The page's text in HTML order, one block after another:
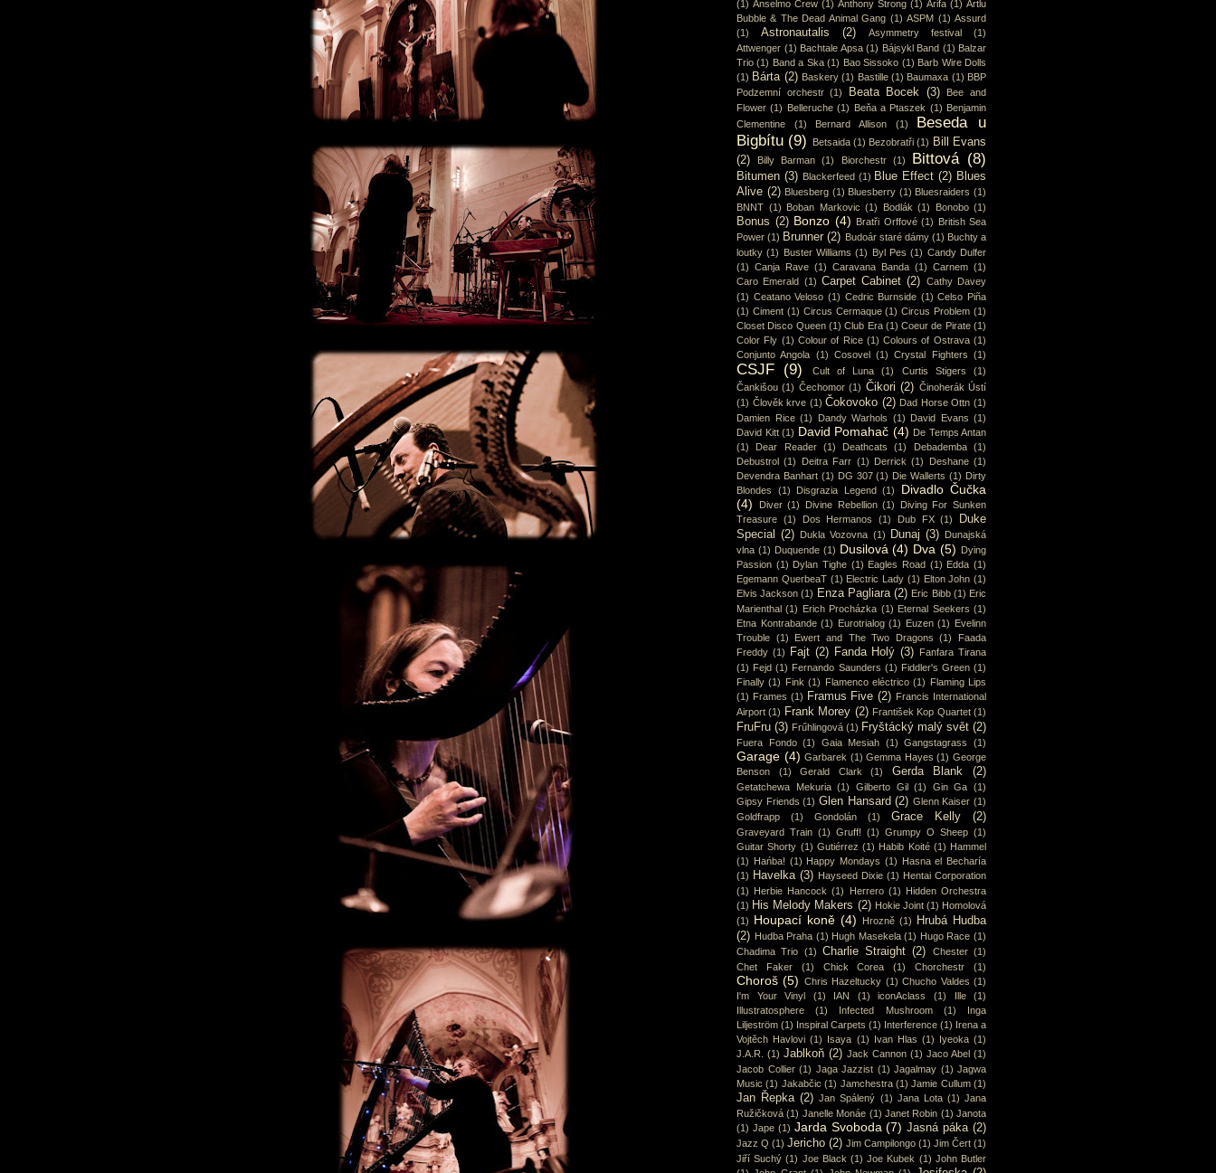
(1) Anselmo Crew (1) Anthony Strong (1) Arifa (1) Artlu
Bubble & The Dead Animal Gang (1) ASPM (1) Assurd
(1)
Astronautalis (2) Asymmetry festival
(1)
Attwenger (1) Bachtale Apsa (1) Bájsykl Band (1) Balzar
Trio (1) Band a Ska (1) Bao Sissoko (1) Barb Wire Dolls
(1) Bárta (2) Baskery (1) Bastille (1) Baumaxa (1) BBP
Podzemní orchestr (1) Beata Bocek (3)
Bee and
Flower (1) Belleruche (1) Beňa a Ptaszek (1) Benjamin
Clementine
(1) Bernard Allison (1)
Beseda u
Bigbítu (9) Betsaida (1) Bezobratři (1) Bill Evans
(2)
Billy Barman (1) Biorchestr (1) Bittová (8)
Bitumen (3) Blackerfeed (1) Blue Effect (2) Blues
Alive (2) Bluesberg (1) Bluesberry (1) Bluesraiders (1)
BNNT (1) Boban Markovic (1) Bodlák (1) Bonobo (1)
Bonus (2) Bonzo (4) Bratři Orffové (1) British Sea
Power (1) Brunner (2) Budoár staré dámy (1) Buchty a
loutky (1) Buster Williams (1) Byl Pes (1) Candy Dulfer
(1) Canja Rave (1) Caravana Banda (1) Carnem (1)
Caro Emerald (1) Carpet Cabinet (2) Cathy Davey
(1) Ceatano Veloso (1) Cedric Burnside (1) Celso Piña
(1) Ciment (1) Circus Cermaque (1) Circus Problem (1)
Closet Disco Queen (1) Club Era (1) Coeur de Pirate (1)
Color Fly (1) Colour of Rice (1) Colours of Ostrava (1)
Conjunto Angola (1) Cosovel (1) Crystal Fighters (1)
CSJF (9) Cult of Luna (1) Curtis Stigers
(1)
Čankišou (1) Čechomor (1) Čikori (2) Činoherák Ústí
(1) Člověk krve (1) Čokovoko (2) Dad Horse Ottn (1)
Damien Rice (1) Dandy Warhols (1) David Evans (1)
David Kitt (1) David Pomahač (4) De Temps Antan
(1)
Dear Reader (1) Deathcats (1) Debademba
(1)
Debustrol (1) Deitra Farr (1) Derrick (1) Deshane (1)
Devendra Banhart (1) DG 307 (1) Die Wallerts (1) Dirty
Blondes
(1) Disgrazia Legend (1)
Divadlo Čučka
(4)
Diver (1) Divine Rebellion (1)
Diving For Sunken
Treasure (1) Dos Hermanos (1) Dub FX (1)
Duke
Special (2) Dukla Vozovna (1) Dunaj (3) Dunajská
vlna (1) Duquende (1) Dusilová (4) Dva (5) Dying
Passion (1) Dylan Tighe (1) Eagles Road (1) Edda (1)
Egemann QuerbeaT (1) Electric Lady (1) Elton John (1)
Elvis Jackson (1) Enza Pagliara (2) Eric Bibb (1) Eric
Marienthal (1) Erich Procházka (1) Eternal Seekers (1)
Etna Kontrabande (1) Eurotrialog (1) Euzen (1) Evelinn
Trouble (1) Ewert and The Two Dragons (1)
Faada
Freddy (1) Fajt (2) Fanda Holý (3) Fanfara Tirana
(1) Fejd (1) Fernando Saunders (1) Fiddler's Green (1)
Finally (1) Fink (1) Flamenco eléctrico (1) Flaming Lips
(1) Frames (1) Framus Five (2) Francis International
Airport (1) Frank Morey (2) František Kop Quartet (1)
FruFru (3) Frűhlingová (1) Fryštácký malý svět (2)
Fuera Fondo (1) Gaia Mesiah (1) Gangstagrass (1)
Garage (4) Garbarek (1) Gemma Hayes (1) George
Benson
(1) Gerald Clark (1) Gerda Blank (2)
Getatchewa Mekuria (1) Gilberto Gil (1) Gin Ga (1)
Gipsy Friends (1) Glen Hansard (2) Glenn Kaiser (1)
Goldfrapp
(1) Gondolán (1) Grace Kelly (2)
Graveyard Train (1) Gruff! (1) Grumpy O Sheep (1)
Guitar Shorty (1) Gutiérrez (1) Habib Koité (1) Hammel
(1) Hańba! (1) Happy Mondays (1) Hasna el Becharía
(1) Havelka (3) Hayseed Dixie (1) Hentai Corporation
(1) Herbie Hancock (1) Herrero (1) Hidden Orchestra
(1) His Melody Makers (2) Hokie Joint (1) Homolová
(1) Houpací koně (4) Hrozně (1)
Hrubá Hudba
(2) Hudba Praha (1) Hugh Masekela (1) Hugo Race (1)
Chadima Trio (1) Charlie Straight (2) Chester (1)
Chet Faker
(1) Chick Corea (1) Chorchestr (1)
Choroš (5) Chris Hazeltucky (1) Chucho Valdes (1)
I'm Your Vinyl
(1) IAN (1) iconAclass (1) Ille
(1)
Illustratosphere
(1) Infected Mushroom (1)
Inga
Liljeström (1) Inspiral Carpets (1) Interference (1) Irena a
Vojtěch Havlovi (1) Isaya (1) Ivan Hlas (1) Iyeoka (1)
J.A.R.
(1) Jablkoň (2) Jack Cannon (1) Jaco Abel (1)
Jacob Collier (1) Jaga Jazzist (1) Jagalmay (1) Jagwa
Music (1) Jakabčic (1) Jamchestra (1) Jamie Cullum (1)
Jan Řepka (2) Jan Spálený (1) Jana Lota (1) Jana
Ružičková (1) Janelle Monáe (1) Janet Robin (1) Janota
(1) Jape (1) Jarda Svoboda (7) Jasná páka (2)
Jazz Q (1) Jericho (2) Jim Campilongo (1) Jim Čert (1)
Jiří Suchý (1) Joe Black (1) Joe Kubek (1) John Butler